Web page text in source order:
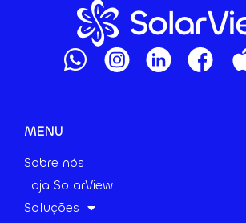
MENU
Sobre nós
Loja SolarView
Soluções